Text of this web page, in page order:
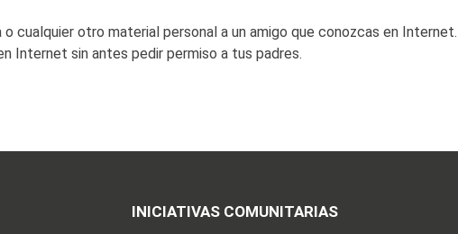
cualquier otro material personal a un amigo que conozcas en Internet.
Internet sin antes pedir permiso a tus padres.
INICIATIVAS COMUNITARIAS